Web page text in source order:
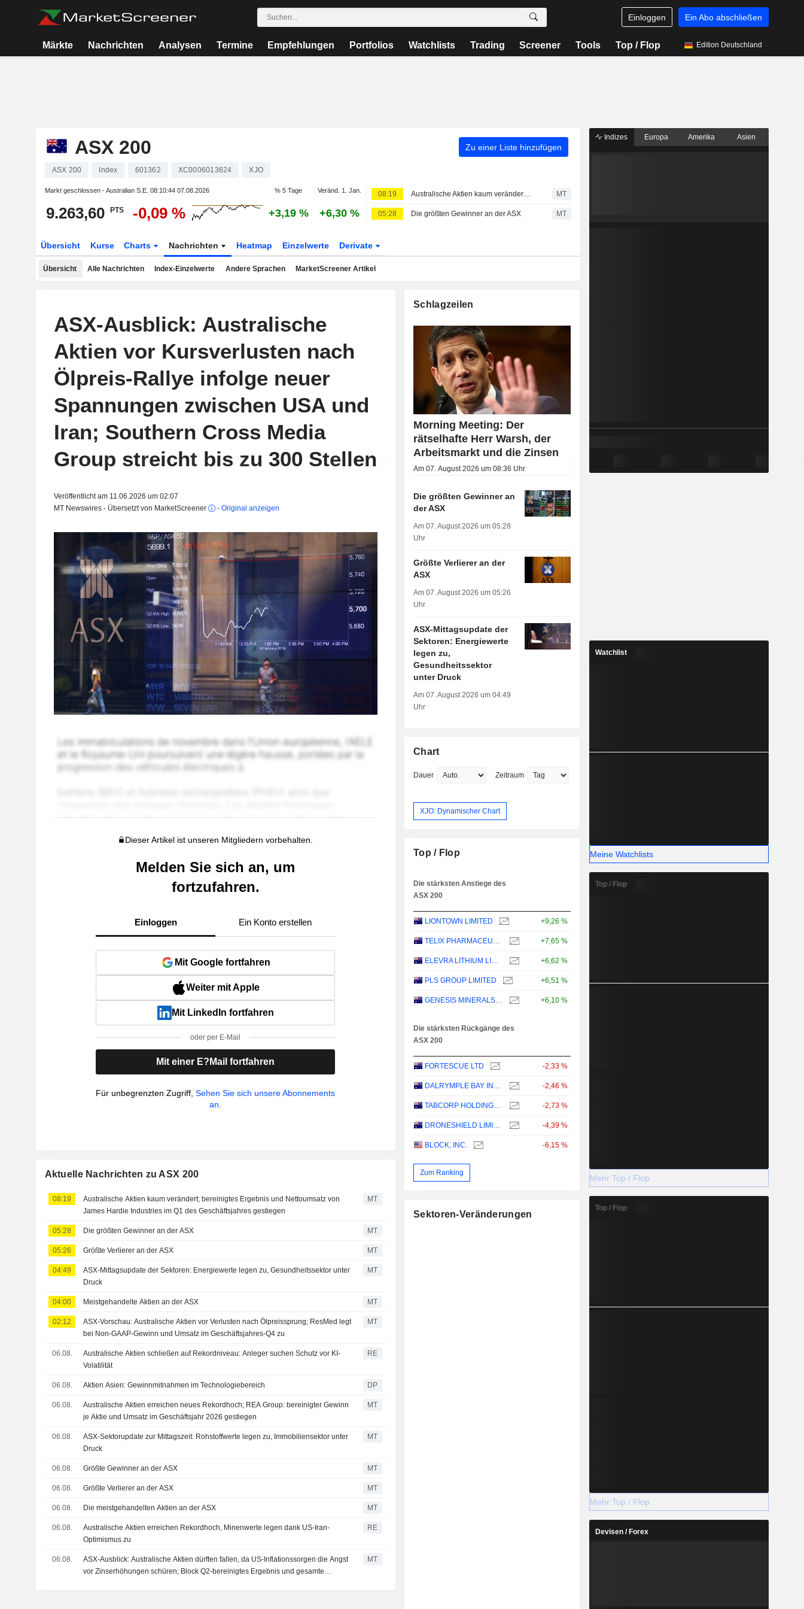
Einloggen Ein Abo abschließen
Märkte Nachrichten Analysen Termine Empfehlungen Portfolios Watchlists Trading Screener Tools Top / Flop Edition Deutschland
ASX 200 Zu einer Liste hinzufügen
ASX 200 Index 601362 XC0006013624 XJO
Markt geschlossen - Australian S.E. 08:10:44 07.08.2026 % 5 Tage Veränd. 1. Jan.
9.263,60 PTS -0,09 % +3,19 % +6,30 %
08:19 Australische Aktien kaum verändert; bereinigtes Ergebnis und Nettoumsatz von James Hardie Industries im Q1 des Geschäftsjahres gestiegen MT
05:28 Die größten Gewinner an der ASX MT
Übersicht Kurse Charts Nachrichten Heatmap Einzelwerte Derivate
Übersicht Alle Nachrichten Index-Einzelwerte Andere Sprachen MarketScreener Artikel
ASX-Ausblick: Australische
Aktien vor Kursverlusten nach
Ölpreis-Rallye infolge neuer
Spannungen zwischen USA und
Iran; Southern Cross Media
Group streicht bis zu 300 Stellen
Veröffentlicht am 11.06.2026 um 02:07
MT Newswires - Übersetzt von MarketScreener
- Original anzeigen
Dieser Artikel ist unseren Mitgliedern vorbehalten.
Melden Sie sich an, um
fortzufahren.
Einloggen Ein Konto erstellen
Mit Google fortfahren
Weiter mit Apple
Mit LinkedIn fortfahren
oder per E-Mail
Mit einer E?Mail fortfahren
Für unbegrenzten Zugriff,Sehen Sie sich unsere Abonnements
an.
Aktuelle Nachrichten zu ASX 200
08:19
Australische Aktien kaum verändert; bereinigtes Ergebnis und Nettoumsatz von
James Hardie Industries im Q1 des Geschäftsjahres gestiegen
MT
05:28 Die größten Gewinner an der ASX MT
05:26 Größte Verlierer an der ASX MT
04:49
ASX-Mittagsupdate der Sektoren: Energiewerte legen zu, Gesundheitssektor unter
Druck
MT
04:00 Meistgehandelte Aktien an der ASX MT
02:12
ASX-Vorschau: Australische Aktien vor Verlusten nach Ölpreissprung; ResMed legt
bei Non-GAAP-Gewinn und Umsatz im Geschäftsjahres-Q4 zu
MT
06.08.
Australische Aktien schließen auf Rekordniveau: Anleger suchen Schutz vor KI-
Volatilität
RE
06.08. Aktien Asien: Gewinnmitnahmen im Technologiebereich DP
06.08.
Australische Aktien erreichen neues Rekordhoch; REA Group: bereinigter Gewinn
je Aktie und Umsatz im Geschäftsjahr 2026 gestiegen
MT
06.08.
ASX-Sektorupdate zur Mittagszeit: Rohstoffwerte legen zu, Immobiliensektor unter
Druck
MT
06.08. Größte Gewinner an der ASX MT
06.08. Größte Verlierer an der ASX MT
06.08. Die meistgehandelten Aktien an der ASX MT
06.08.
Australische Aktien erreichen Rekordhoch, Minenwerte legen dank US-Iran-
Optimismus zu
RE
06.08.
ASX-Ausblick: Australische Aktien dürften fallen, da US-Inflationssorgen die Angst
vor Zinserhöhungen schüren; Block Q2-bereinigtes Ergebnis und gesamte
MT
Schlagzeilen
Morning Meeting: Der
rätselhafte Herr Warsh, der
Arbeitsmarkt und die Zinsen
Am 07. August 2026 um 08:36 Uhr
Die größten Gewinner an
der ASX
Am 07. August 2026 um 05:28
Uhr
Größte Verlierer an der
ASX
Am 07. August 2026 um 05:26
Uhr
ASX-Mittagsupdate der
Sektoren: Energiewerte
legen zu,
Gesundheitssektor
unter Druck
Am 07. August 2026 um 04:49
Uhr
Chart
Dauer Zeitraum
XJO: Dynamischer Chart
Top / Flop
Die stärksten Anstiege des
ASX 200
LIONTOWN LIMITED +9,26 %
TELIX PHARMACEUTICALS LIMITED +7,65 %
ELEVRA LITHIUM LIMITED +6,62 %
PLS GROUP LIMITED +6,51 %
GENESIS MINERALS LIMITED +6,10 %
Die stärksten Rückgänge des
ASX 200
FORTESCUE LTD -2,33 %
DALRYMPLE BAY INFRASTRUCTURE LIMITED -2,46 %
TABCORP HOLDINGS LIMITED -2,73 %
DRONESHIELD LIMITED -4,39 %
BLOCK, INC. -6,15 %
Zum Ranking
Sektoren-Veränderungen
Indizes Europa Amerika Asien
Watchlist
Meine Watchlists
Top / Flop
Mehr Top / Flop
Top / Flop
Mehr Top / Flop
Devisen / Forex